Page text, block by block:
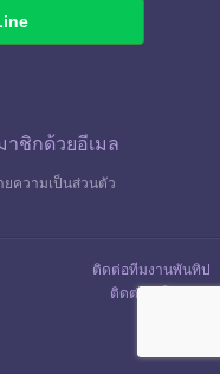
ชิกด้วยอีเมล
ยความเป็นส่วนตัว
ติดต่อทีมงานพันทิป
ติดต่อลงโฆษณา